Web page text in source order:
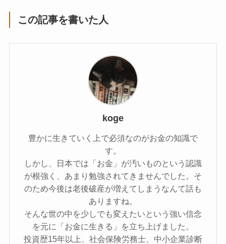
この記事を書いた人
koge
豊かに生きていく上で必須なのがお金の知識で
す。
しかし、日本では「お金」が汚いものという認識
が根強く、あまり勉強されてきませんでした。そ
のため今後は老後破産が増えてしまうなんて話も
ありますね。
そんな世の中を少しでも変えたいという強い信念
を元に「お金に生きる」を立ち上げました。
投資歴15年以上、社会保険労務士、中小企業診断